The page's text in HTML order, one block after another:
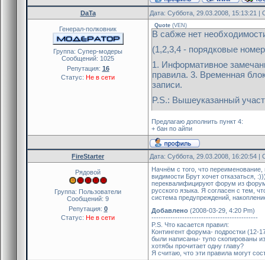
DaTa Дата: Суббота, 29.03.2008, 15:13:21
Генерал-полковник
Группа: Cупер-модеры
Сообщений: 1025
Репутация: 16
Статус: Не в сети
Quote (VEN )
В сабже нет
(1,2,3,4 - порядковые
1. Информативное
правила. 3. Временная
записи.
P.S.: Вышеуказанный
Предлагаю дополнить пункт 4:
+ бан по айпи
FireStarter Дата: Суббота, 29.03.2008, 16:20:54
Рядовой
Группа: Пользователи
Сообщений: 9
Репутация: 0
Статус: Не в сети
Начнём с того, что
видимости Брут хочет отказаться,
переквалифицируют форум из
русского языка. Я согласен с тем,
система предупреждений,
Добавлено (2008-03-29, 4:20 Pm)
---------------------------------------------
P.S. Что касается правил:
Контингент форума- подростки (12-
были написаны- тупо скопированы
хотябы прочитает одну главу?
Я считаю, что эти правила могут